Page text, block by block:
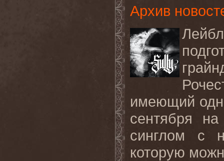
Архив
имеющий
сентября
синглом с
которую